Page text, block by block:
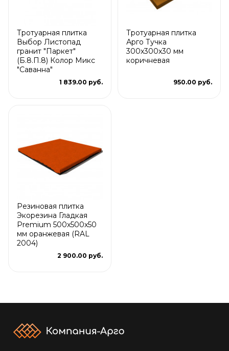
Тротуарная плитка
Выбор Листопад
гранит "Паркет"
(Б.8.П.8) Колор Микс
"Саванна"
1 839.00 руб.
Тротуарная плитка
Арго Тучка
300x300x30 мм
коричневая
950.00 руб.
Резиновая плитка
Экорезина Гладкая
Premium 500x500x50
мм оранжевая (RAL
2004)
2 900.00 руб.